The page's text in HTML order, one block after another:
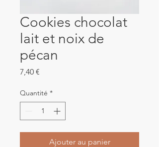
Cookies chocolat
lait et noix de
pécan
7,40 €
Quantité *
Ajouter au panier